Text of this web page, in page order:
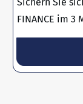
FINANCE im 3